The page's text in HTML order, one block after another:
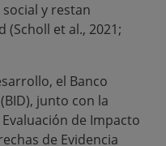
y restan
et al., 2021;
el Banco
junto con la
de Impacto
de Evidencia